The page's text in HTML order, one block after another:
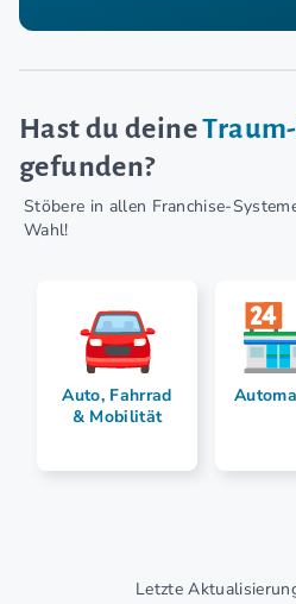
Hast du deine
gefunden?
Stöbere in allen Franchise-
Wahl!
Auto, Fahrrad
& Mobilität
Letzte